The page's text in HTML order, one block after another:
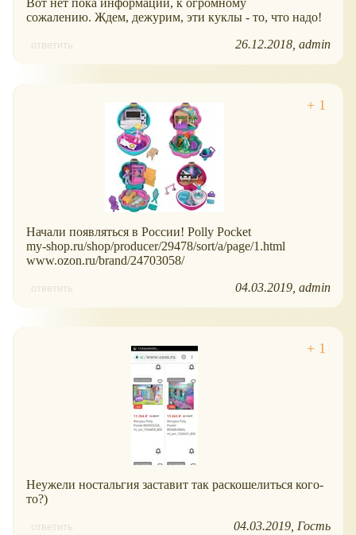
сожалению. Ждем, дежурим, эти куклы - то, что надо!
ответить 26.12.2018 admin
Начали появляться в России! Polly Pocket
my-shop.ru/shop/producer/29478/sort/a/page/1.html
www.ozon.ru/brand/24703058/
ответить 04.03.2019 admin
Неужели ностальгия заставит так раскошелиться кого-
то?)
ответить 04.03.2019 Гость